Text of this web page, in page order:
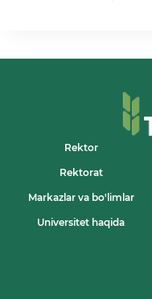
TEXNOLOGIYALARI”
TAQDIMOT
Rektor
Rektorat
Markazlar va bo'limlar
Universitet haqida